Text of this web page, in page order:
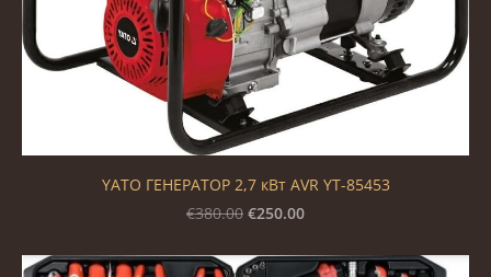
YATO ГЕНЕРАТОР 2,7 кВт AVR YT-85453
€380.00 €250.00